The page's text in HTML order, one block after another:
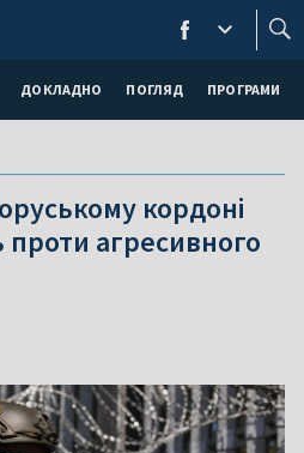
ДОКЛАДНО ПОГЛЯД ПРОГРАМИ
кордоні
проти агресивного